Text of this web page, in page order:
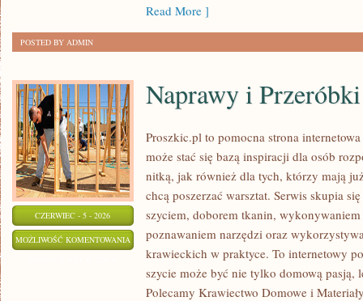
Read More ]
POSTED BY ADMIN
CZERWIEC - 5 - 2026
MOŻLIWOŚĆ KOMENTOWANIA NAPRAWY
PRZERÓBKI
Naprawy i Przeróbki
Proszkic.pl to pomocna strona
może stać się bazą inspiracji dla osób
nitką, jak również dla tych, którzy mają
chcą poszerzać warsztat. Serwis skupia
szyciem, doborem tkanin,
poznawaniem narzędzi oraz
krawieckich w praktyce. To internetowy
szycie może być nie tylko domową pasją,
Polecamy Krawiectwo Domowe i